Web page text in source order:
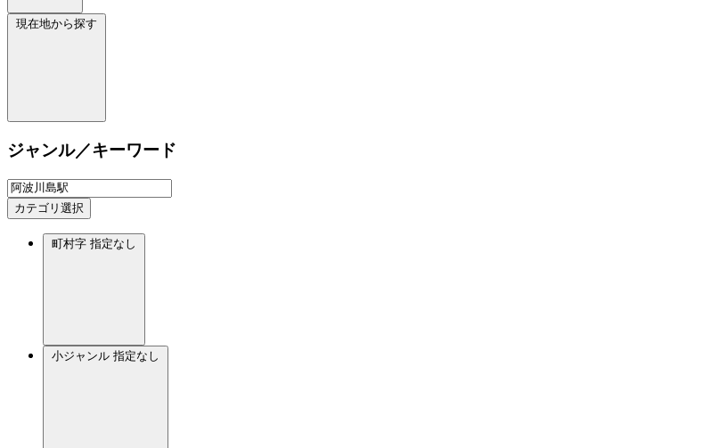
現在地から探す
ジャンル／キーワード
カテゴリ選択
町村字 指定なし
小ジャンル 指定なし